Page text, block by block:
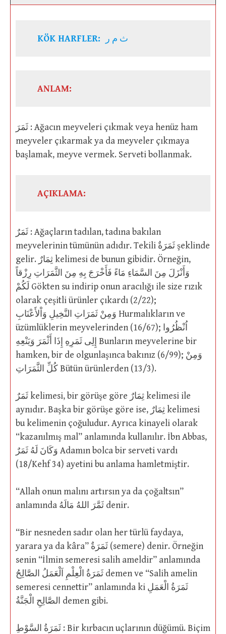
KÖK HARFLER: ث م ر
ANLAM:
ثَمَرَ : Ağacın meyveleri çıkmak veya henüz ham
meyveler çıkarmak ya da meyveler çıkmaya
başlamak, meyve vermek. Serveti bollanmak.
AÇIKLAMA:
ثَمَرٌ : Ağaçların tadılan, tadına bakılan
meyvelerinin tümünün adıdır. Tekili ثَمَرَةٌ şeklinde
gelir. ثِمَارٌ kelimesi de bunun gibidir. Örneğin,
وَأَنْزَلَ مِنَ السَّمَاءِ مَاءً فَأَخْرَجَ بِهِ مِنَ الثَّمَرَاتِ رِزْقاً
لَكُمْ Gökten su indirip onun aracılığı ile size rızık
olarak çeşitli ürünler çıkardı (2/22);
وَمِنْ ثَمَرَاتِ النَّخِيلِ وَاْلأَعْنَابِ Hurmalıkların ve
üzümlüklerin meyvelerinden (16/67); اُنْظُرُوا
إِلِى ثَمَرِهِ إِذَا أَثْمَرَ وَيَنْعِهِ Bunların meyvelerine bir
hamken, bir de olgunlaşınca bakınız (6/99); وَمِنْ
كُلِّ الثَّمَرَاتِ Bütün ürünlerden (13/3).
ثَمَرٌ kelimesi, bir görüşe göre ثِمَارٌ kelimesi ile
aynıdır. Başka bir görüşe göre ise, ثِمَارٌ kelimesi
bu kelimenin çoğuludur. Ayrıca kinayeli olarak
“kazanılmış mal” anlamında kullanılır. İbn Abbas,
وَكَانَ لَهُ ثَمَرٌ Adamın bolca bir serveti vardı
(18/Kehf 34) ayetini bu anlama hamletmiştir.
“Allah onun malını artırsın ya da çoğaltsın”
anlamında ثَمَّرَ اللهُ مَالَهُ denir.
“Bir nesneden sadır olan her türlü faydaya,
yarara ya da kâra” ثَمَرَةٌ (semere) denir. Örneğin
senin “İlmin semeresi salih ameldir” anlamında
ثَمَرَةُ الْعِلْمِ اَلْعَمَلُ الصَّالِحُ demen ve “Salih amelin
semeresi cennettir” anlamında ki ثَمَرَةُ الْعَمَلِ
الصَّالِحِ الْجَنَّةُ demen gibi.
ثَمَرَةُ السَّوْطِ : Bir kırbacın uçlarının düğümü. Biçim